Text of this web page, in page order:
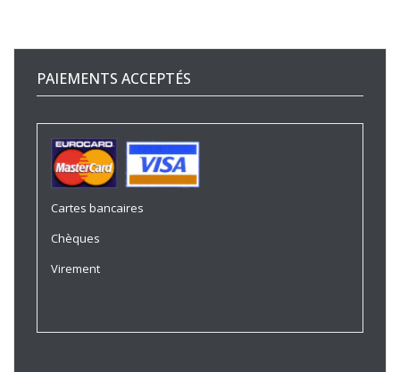
PAIEMENTS ACCEPTÉS
Cartes bancaires
Chèques
Virement